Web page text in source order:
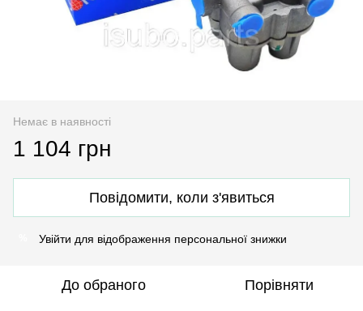
Немає в наявності
1 104 грн
Повідомити, коли з'явиться
Увійти для відображення персональної знижки
До обраного Порівняти